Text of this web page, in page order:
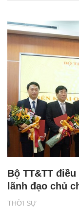
THỜI SỰ
Bộ TT&TT
lãnh đạo chủ